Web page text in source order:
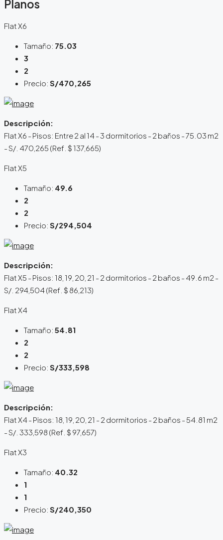
Planos
Flat X6
Tamaño: 75.03
3
2
Precio: S/470,265
Descripción:
Flat X6 - Pisos: Entre 2 al 14 - 3 dormitorios - 2 baños - 75.03 m2
- S/. 470,265 (Ref. $ 137,665)
Flat X5
Tamaño: 49.6
2
2
Precio: S/294,504
Descripción:
Flat X5 - Pisos: 18, 19, 20, 21 - 2 dormitorios - 2 baños - 49.6 m2 -
S/. 294,504 (Ref. $ 86,213)
Flat X4
Tamaño: 54.81
2
2
Precio: S/333,598
Descripción:
Flat X4 - Pisos: 18, 19, 20, 21 - 2 dormitorios - 2 baños - 54.81 m2
- S/. 333,598 (Ref. $ 97,657)
Flat X3
Tamaño: 40.32
1
1
Precio: S/240,350